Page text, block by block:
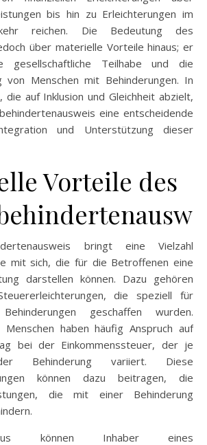
bis hin zu Erleichterungen im
reichen. Die Bedeutung des
über materielle Vorteile hinaus; er
Teilhabe und die
von Menschen mit Behinderungen. In
die auf Inklusion und Gleichheit abzielt,
eine entscheidende
und Unterstützung dieser
Vorteile des
bringt eine Vielzahl
mit sich, die für die Betroffenen eine
darstellen können. Dazu gehören
die speziell für
geschaffen wurden.
Menschen haben häufig Anspruch auf
bei der Einkommenssteuer, der je
Behinderung variiert. Diese
können dazu beitragen, die
die mit einer Behinderung
können Inhaber eines